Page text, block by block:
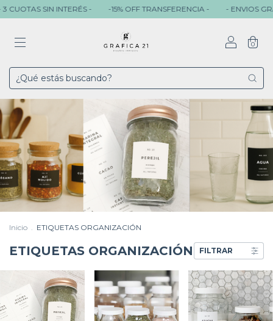
SIN INTERÉS - -15% OFF TRANSFERENCIA - - ENVIOS GRATIS
0
Inicio . ETIQUETAS ORGANIZACIÓN
ETIQUETAS ORGANIZACIÓN FILTRAR